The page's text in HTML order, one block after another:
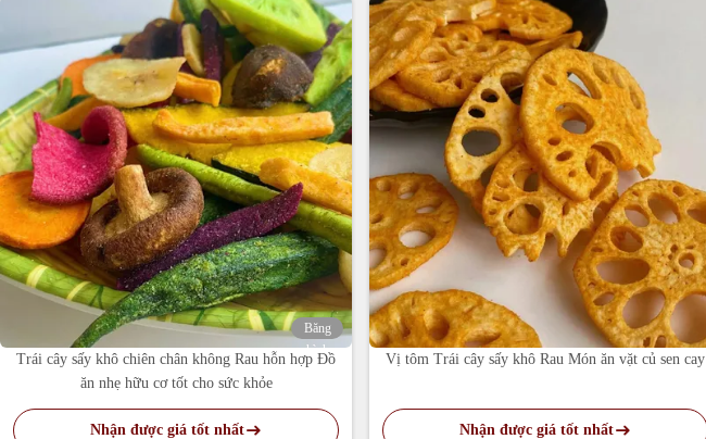
Băng
hình
Trái cây sấy khô chiên chân không Rau hỗn hợp Đồ
ăn nhẹ hữu cơ tốt cho sức khỏe
Nhận được giá tốt nhất
Vị tôm Trái cây sấy khô Rau Món ăn vặt củ sen cay
Nhận được giá tốt nhất